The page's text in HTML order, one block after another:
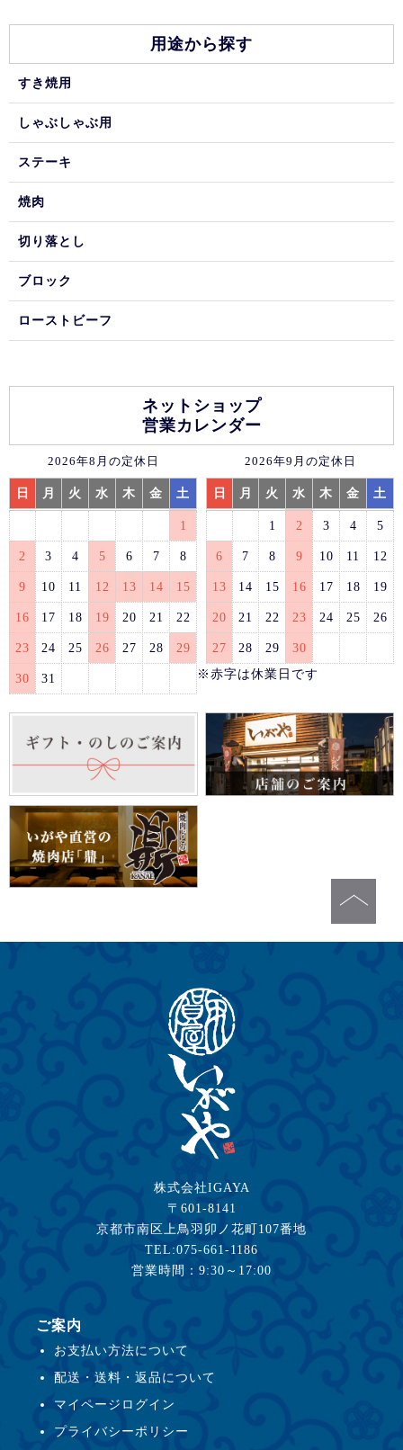
用途から探す
すき焼用
しゃぶしゃぶ用
ステーキ
焼肉
切り落とし
ブロック
ローストビーフ
ネットショップ
営業カレンダー
2026年8月の定休日
日 月 火 水 木 金 土
1
2 3 4 5 6 7 8
9 10 11 12 13 14 15
16 17 18 19 20 21 22
23 24 25 26 27 28 29
30 31
2026年9月の定休日
日 月 火 水 木 金 土
1 2 3 4 5
6 7 8 9 10 11 12
13 14 15 16 17 18 19
20 21 22 23 24 25 26
27 28 29
30
※赤字は休業日です
株式会社IGAYA
〒601-8141
京都市南区上鳥羽卯ノ花町107番地
TEL:075-661-1186
営業時間：9:30～17:00
ご案内
お支払い方法について
配送・送料・返品について
マイページログイン
プライバシーポリシー